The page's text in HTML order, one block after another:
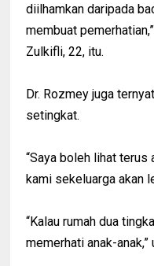
diilhamkan daripada
membuat
Zulkifli, 22, itu.
Dr. Rozmey juga
setingkat.
“Saya boleh lihat terus
kami sekeluarga akan
“Kalau rumah dua
memerhati anak-anak,”